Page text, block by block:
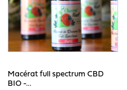
Macérat full spectrum CBD
BIO -...